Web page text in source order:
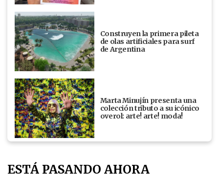
Construyen la primera pileta
de olas artificiales para surf
de Argentina
Marta Minujín presenta una
colección tributo a su icónico
overol: arte! arte! moda!
ESTÁ PASANDO AHORA